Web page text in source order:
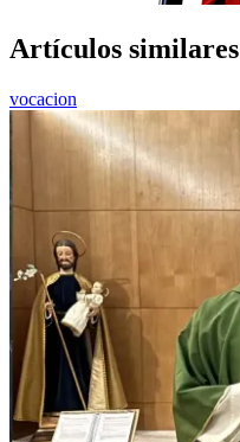
Artículos similares
vocacion